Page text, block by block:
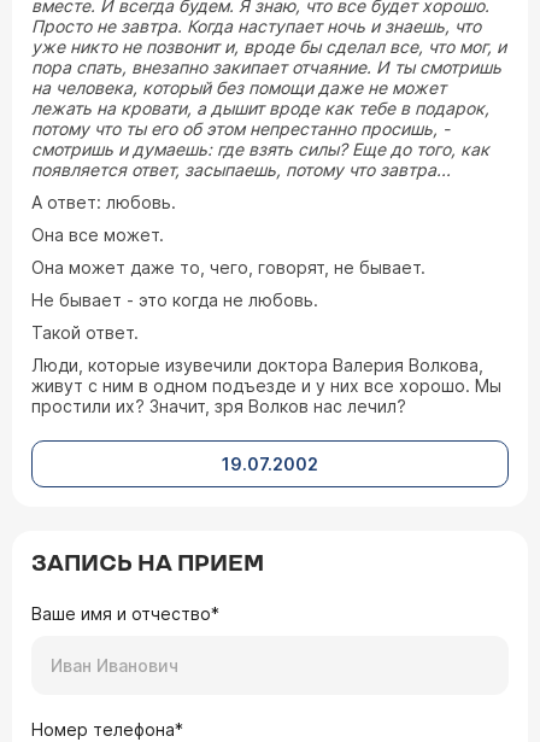
вместе. И всегда будем. Я знаю, что все будет хорошо.
Просто не завтра. Когда наступает ночь и знаешь, что
уже никто не позвонит и, вроде бы сделал все, что мог, и
пора спать, внезапно закипает отчаяние. И ты смотришь
на человека, который без помощи даже не может
лежать на кровати, а дышит вроде как тебе в подарок,
потому что ты его об этом непрестанно просишь, -
смотришь и думаешь: где взять силы? Еще до того, как
появляется ответ, засыпаешь, потому что завтра...
А ответ: любовь.
Она все может.
Она может даже то, чего, говорят, не бывает.
Не бывает - это когда не любовь.
Такой ответ.
Люди, которые изувечили доктора Валерия Волкова,
живут с ним в одном подъезде и у них все хорошо. Мы
простили их? Значит, зря Волков нас лечил?
19.07.2002
ЗАПИСЬ НА ПРИЕМ
Ваше имя и отчество*
Номер телефона*